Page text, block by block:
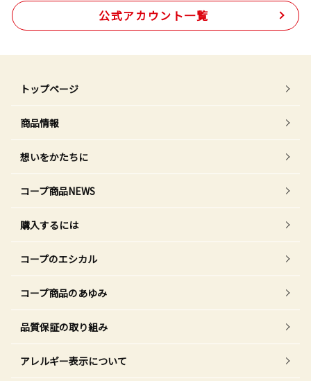
公式アカウント一覧
トップページ
商品情報
想いをかたちに
コープ商品NEWS
購入するには
コープのエシカル
コープ商品のあゆみ
品質保証の取り組み
アレルギー表示について